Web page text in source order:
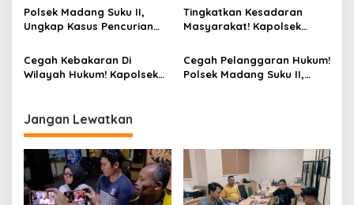
Jalan Desa Kotanegara
Timur
Keamanan Diwilayah
Hukum
Polsek Madang Suku II,
Ungkap Kasus Pencurian
Amankan Seorang Terduga
Pelaku
Tingkatkan Kesadaran
Masyarakat! Kapolsek
Sosialisasi Antisipasi
Karhutlah Di Desa Banding
Cegah Kebakaran Di
Wilayah Hukum! Kapolsek
Tower Pantau Karhutlah Di
Wilayah Hukum
Cegah Pelanggaran Hukum!
Polsek Madang Suku II,
Jangan Lewatkan